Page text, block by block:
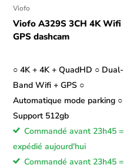
Viofo
Viofo A329S 3CH 4K Wifi
GPS dashcam
○ 4K + 4K + QuadHD ○ Dual-
Band Wifi + GPS ○
Automatique mode parking ○
Support 512gb
Commandé avant 23h45 =
expédié aujourd'hui
Commandé avant 23h45 =